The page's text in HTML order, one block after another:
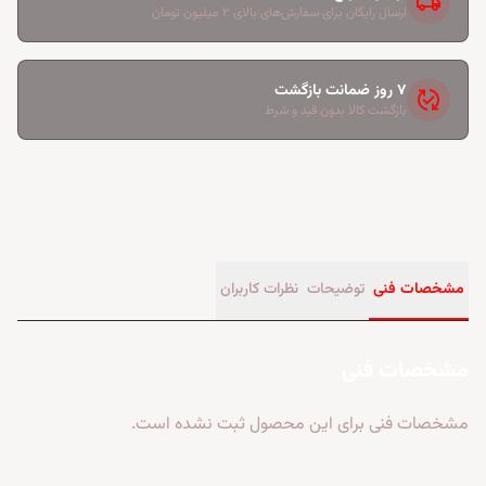
ارسال رایگان برای سفارش‌های بالای ۲ میلیون تومان
published_with_changes ۷ روز ضمانت بازگشت
بازگشت کالا بدون قید و شرط
مشخصات فنی توضیحات نظرات کاربران
مشخصات فنی برای این محصول ثبت نشده است.